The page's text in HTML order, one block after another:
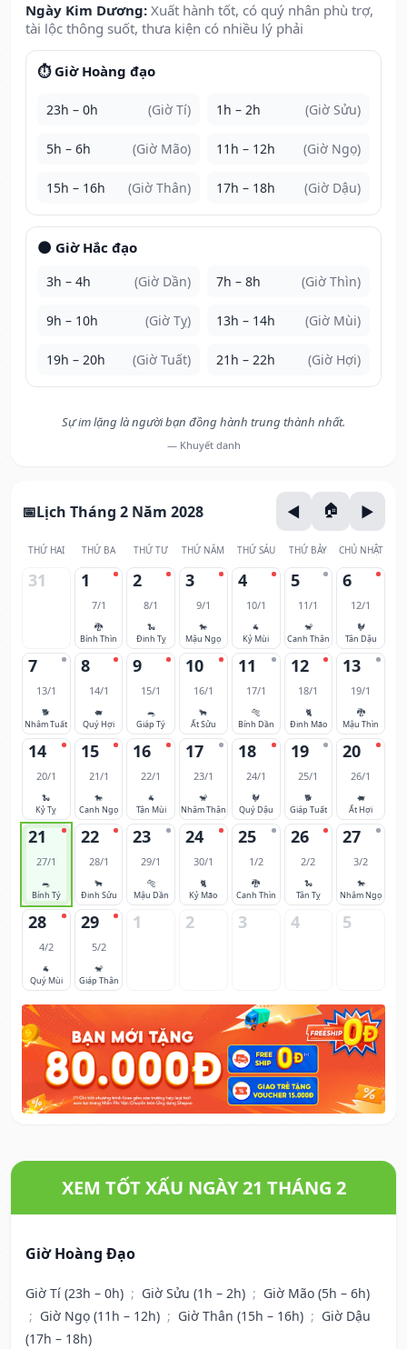
Ngày Kim Dương: Xuất hành tốt, có quý nhân phù trợ,
tài lộc thông suốt, thưa kiện có nhiều lý phải
⏱️ Giờ Hoàng đạo
23h – 0h (Giờ Tí) 1h – 2h (Giờ Sửu)
5h – 6h (Giờ Mão) 11h – 12h (Giờ Ngọ)
15h – 16h (Giờ Thân) 17h – 18h (Giờ Dậu)
🌑 Giờ Hắc đạo
3h – 4h (Giờ Dần) 7h – 8h (Giờ Thìn)
9h – 10h (Giờ Tỵ) 13h – 14h (Giờ Mùi)
19h – 20h (Giờ Tuất) 21h – 22h (Giờ Hợi)
Sự im lặng là người bạn đồng hành trung thành nhất.
— Khuyết danh
Lịch Tháng 2 Năm 2028
THỨ HAI THỨ BA THỨ TƯ THỨ NĂM THỨ SÁU THỨ BẢY CHỦ NHẬT
31 1
7/1
🐉
Bính Thìn
2
8/1
🐍
Đinh Tỵ
3
9/1
🐎
Mậu Ngọ
4
10/1
🐐
Kỷ Mùi
5
11/1
🐒
Canh Thân
6
12/1
🐓
Tân Dậu
7
13/1
🐕
Nhâm Tuất
8
14/1
🐖
Quý Hợi
9
15/1
🐀
Giáp Tý
10
16/1
🐂
Ất Sửu
11
17/1
🐅
Bính Dần
12
18/1
🐈
Đinh Mão
13
19/1
🐉
Mậu Thìn
14
20/1
🐍
Kỷ Tỵ
15
21/1
🐎
Canh Ngọ
16
22/1
🐐
Tân Mùi
17
23/1
🐒
Nhâm Thân
18
24/1
🐓
Quý Dậu
19
25/1
🐕
Giáp Tuất
20
26/1
🐖
Ất Hợi
21
27/1
🐀
Bính Tý
22
28/1
🐂
Đinh Sửu
23
29/1
🐅
Mậu Dần
24
30/1
🐈
Kỷ Mão
25
1/2
🐉
Canh Thìn
26
2/2
🐍
Tân Tỵ
27
3/2
🐎
Nhâm Ngọ
28
4/2
🐐
Quý Mùi
29
5/2
🐒
Giáp Thân
1 2 3 4 5
XEM TỐT XẤU NGÀY 21 THÁNG 2
Giờ Hoàng Đạo
Giờ Tí (23h – 0h) ; Giờ Sửu (1h – 2h) ; Giờ Mão (5h – 6h)
; Giờ Ngọ (11h – 12h) ; Giờ Thân (15h – 16h) ; Giờ Dậu
(17h – 18h)